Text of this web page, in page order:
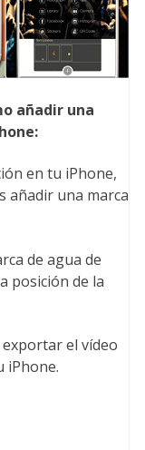
añadir una
en tu iPhone,
añadir una marca
de agua de
posición de la
el vídeo
iPhone.